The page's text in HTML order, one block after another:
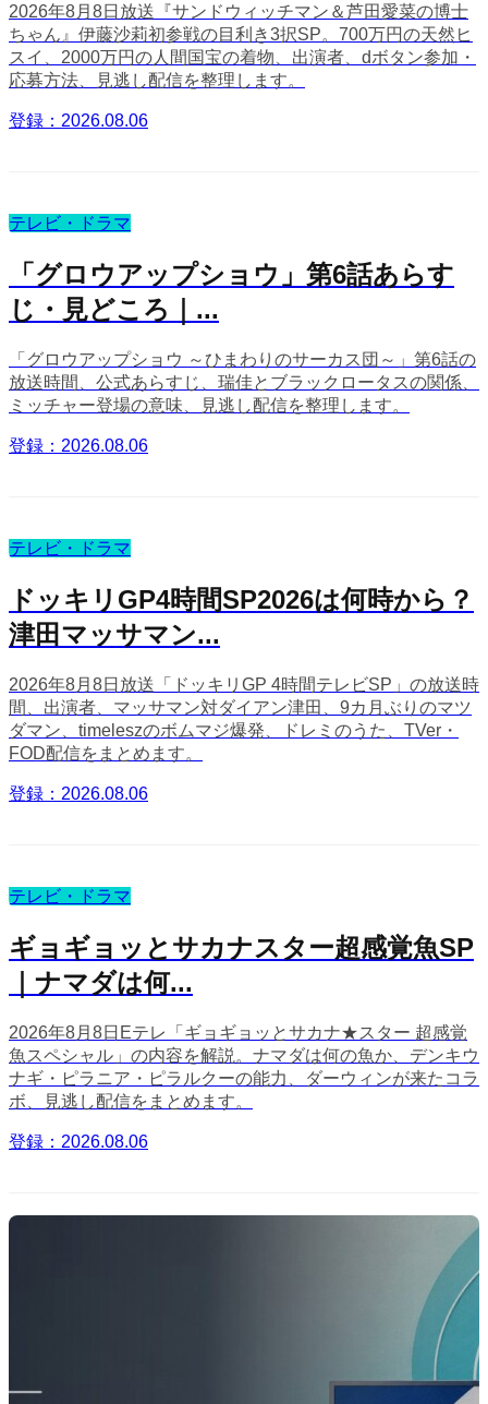
2026年8月8日放送『サンドウィッチマン＆芦田愛菜の博士
ちゃん』伊藤沙莉初参戦の目利き3択SP。700万円の天然ヒ
スイ、2000万円の人間国宝の着物、出演者、dボタン参加・
応募方法、見逃し配信を整理します。
登録：2026.08.06
テレビ・ドラマ
「グロウアップショウ」第6話あらす
じ・見どころ｜...
「グロウアップショウ ～ひまわりのサーカス団～」第6話の
放送時間、公式あらすじ、瑞佳とブラックロータスの関係、
ミッチャー登場の意味、見逃し配信を整理します。
登録：2026.08.06
テレビ・ドラマ
ドッキリGP4時間SP2026は何時から？
津田マッサマン...
2026年8月8日放送「ドッキリGP 4時間テレビSP」の放送時
間、出演者、マッサマン対ダイアン津田、9カ月ぶりのマツ
ダマン、timeleszのボムマジ爆発、ドレミのうた、TVer・
FOD配信をまとめます。
登録：2026.08.06
テレビ・ドラマ
ギョギョッとサカナスター超感覚魚SP
｜ナマダは何...
2026年8月8日Eテレ「ギョギョッとサカナ★スター 超感覚
魚スペシャル」の内容を解説。ナマダは何の魚か、デンキウ
ナギ・ピラニア・ピラルクーの能力、ダーウィンが来たコラ
ボ、見逃し配信をまとめます。
登録：2026.08.06